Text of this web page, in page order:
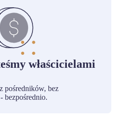
właścicielami
pośredników, bez
bezpośrednio.